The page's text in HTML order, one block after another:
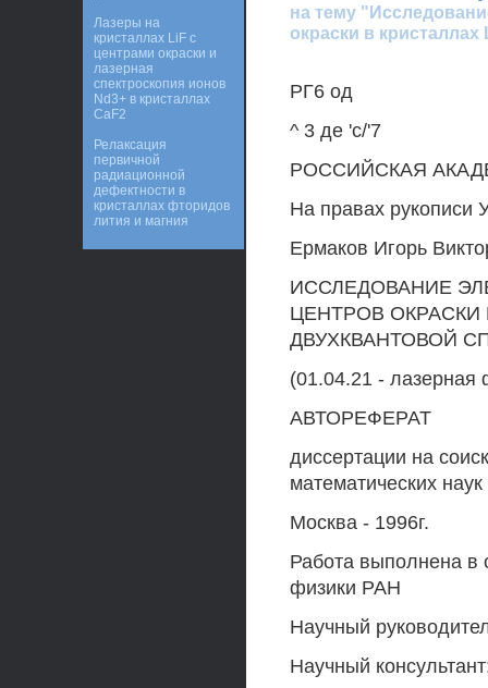
на тему
окраски в
РГ6 од
^ 3 де 'с/'7
РОССИЙСКАЯ
На правах рукописи
Ермаков Игорь
ИССЛЕДОВАНИЕ
ЦЕНТРОВ ОКРАСКИ
ДВУХКВАНТОВОЙ
(01.04.21 - лазерная
АВТОРЕФЕРАТ
диссертации на
математических наук
Москва - 1996г.
Работа выполнена в
физики РАН
Научный
Научный
Лазеры на
кристаллах LiF с
центрами окраски и
лазерная
спектроскопия ионов
Nd3+ в кристаллах
CaF2
Релаксация
первичной
радиационной
дефектности в
кристаллах фторидов
лития и магния